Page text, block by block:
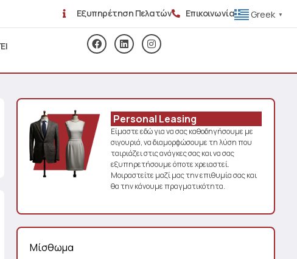
Εξυπηρέτηση Πελατών Επικοινωνία Greek ▼
Personal Leasing
Είμαστε εδώ για να σας καθοδηγήσουμε με
σιγουριά, να διαμορφώσουμε τη λύση που
ταιριάζει στις ανάγκες σας και να σας
εξυπηρετήσουμε όποτε χρειαστεί.
Μοιραστείτε μαζί μας την επιθυμία σας και
θα την κάνουμε πραγματικότητα.
Μίσθωμα